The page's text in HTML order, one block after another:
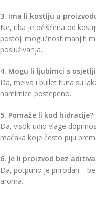
3. Ima li kostiju u
Ne, riba je očišćena od
postoji mogućnost manjih
posluživanja.
4. Mogu li ljubimci s
Da, melva i bullet tuna su
namirnice postepeno.
5. Pomaže li kod hidracije?
Da, visok udio vlage
mačaka koje često piju
6. Je li proizvod bez
Da, potpuno je prirodan –
aroma.